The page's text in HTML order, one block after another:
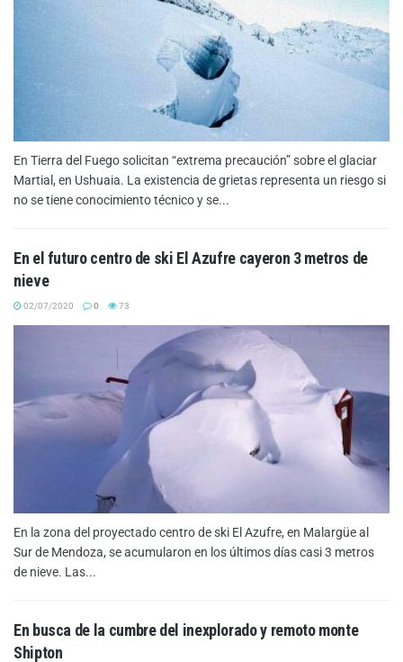
En Tierra del Fuego solicitan “extrema precaución” sobre el glaciar
Martial, en Ushuaia. La existencia de grietas representa un riesgo si
no se tiene conocimiento técnico y se...
En el futuro centro de ski El Azufre cayeron 3 metros de
nieve
02/07/2020 0 73
En la zona del proyectado centro de ski El Azufre, en Malargüe al
Sur de Mendoza, se acumularon en los últimos días casi 3 metros
de nieve. Las...
En busca de la cumbre del inexplorado y remoto monte
Shipton